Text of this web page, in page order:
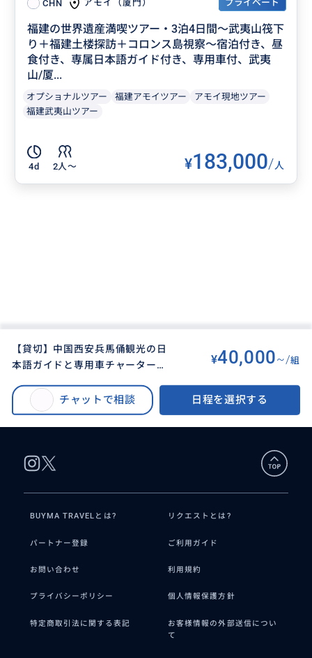
CHN アモイ（厦門） プライベート
福建の世界遺産満喫ツアー・3泊4日間～武夷山筏下
り＋福建土楼探訪＋コロンス島視察～宿泊付き、昼
食付き、専属日本語ガイド付き、専用車付、武夷
山/厦...
オプショナルツアー 福建アモイツアー
アモイ現地ツアー
福建武夷山ツアー
4d 2人〜 ¥183,000/人
【貸切】中国西安兵馬俑観光の日
本語ガイドと専用車チャーター～
¥40,000~/組
チャットで相談 日程を選択する
【貸切】中国西安兵馬俑観光の日本語ガイドと専用車チャーター～5名様まで
BUYMA TRAVELとは? リクエストとは?
パートナー登録 ご利用ガイド
お問い合わせ 利用規約
プライバシーポリシー 個人情報保護方針
特定商取引法に関する表記
お客様情報の外部送信につい
て